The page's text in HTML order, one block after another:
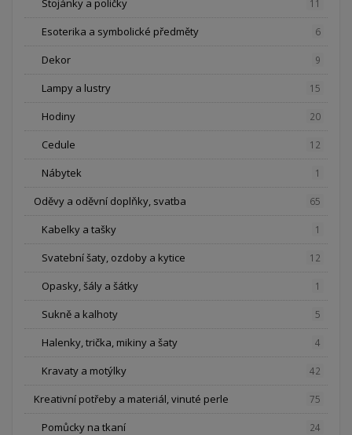
Stojánky a poličky 11
Esoterika a symbolické předměty 6
Dekor 9
Lampy a lustry 15
Hodiny 20
Cedule 12
Nábytek 1
Oděvy a oděvní doplňky, svatba 65
Kabelky a tašky 1
Svatební šaty, ozdoby a kytice 12
Opasky, šály a šátky 1
Sukně a kalhoty 5
Halenky, trička, mikiny a šaty 4
Kravaty a motýlky 42
Kreativní potřeby a materiál, vinuté perle 75
Pomůcky na tkaní 24